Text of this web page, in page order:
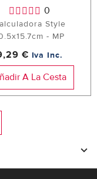
0
Style
- MP
€ Iva Inc.
A La Cesta